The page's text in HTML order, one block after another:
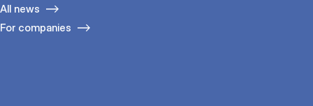
All news
For companies